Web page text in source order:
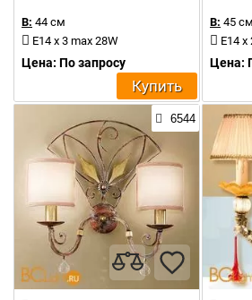
В: 44 см
E14 x 3 max 28W
Цена: По запросу
Купить
В: 45 см
E14
Цена:
6544